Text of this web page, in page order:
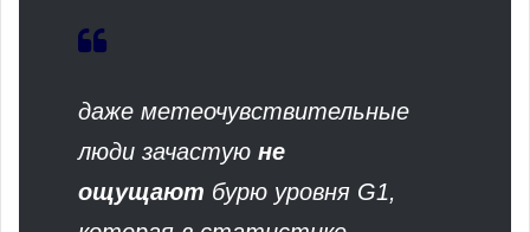
даже метеочувствительные
люди зачастую не
ощущают бурю уровня G1,